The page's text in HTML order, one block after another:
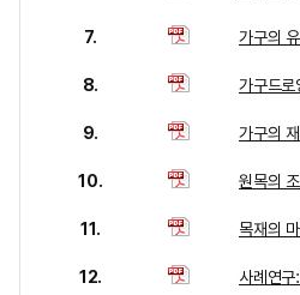
7. 가구의
8. 가구드로
9. 가구의
10. 원목의
11. 목재의
12. 사례연